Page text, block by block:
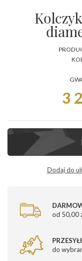
3
Dodaj do
od 50,00
do